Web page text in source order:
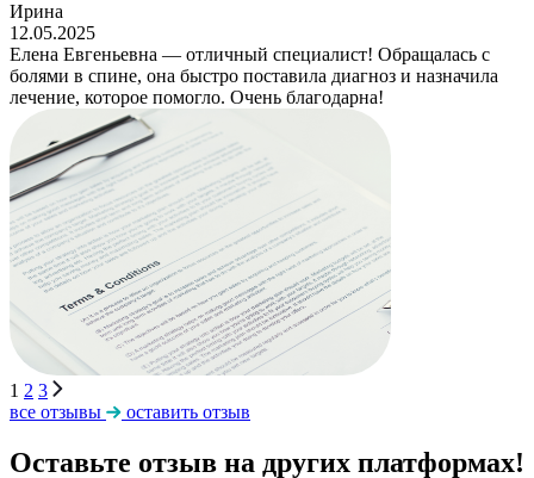
Ирина
12.05.2025
Елена Евгеньевна — отличный специалист! Обращалась с
болями в спине, она быстро поставила диагноз и назначила
лечение, которое помогло. Очень благодарна!
1 2 3
все отзывы
оставить отзыв
Оставьте отзыв на других платформах!